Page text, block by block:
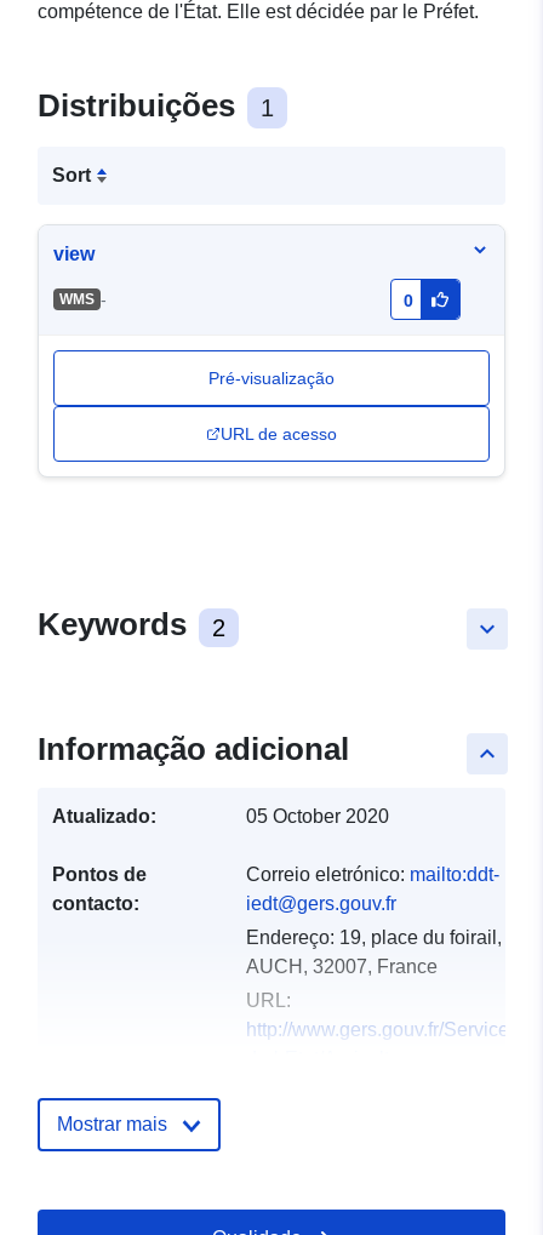
compétence de l'État. Elle est décidée par le Préfet.
Distribuições 1
Sort
view
WMS - 0
Pré-visualização
URL de acesso
keyboard_arrow_down
Keywords 2
keyboard_arrow_up
Informação adicional
Atualizado: 05 October 2020
Pontos de
contacto:
Correio eletrónico: mailto:ddt-
iedt@gers.gouv.fr
Endereço: 19, place du foirail,
AUCH, 32007, France
URL:
http://www.gers.gouv.fr/Services-
Registo do
Atualizado em data.europa.eu:
Mostrar mais